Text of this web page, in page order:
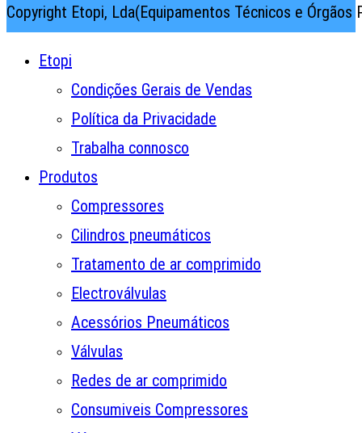
Copyright Etopi, Lda(Equipamentos Técnicos e
Etopi
Condições Gerais de Vendas
Política da Privacidade
Trabalha connosco
Produtos
Compressores
Cilindros pneumáticos
Tratamento de ar comprimido
Electroválvulas
Acessórios Pneumáticos
Válvulas
Redes de ar comprimido
Consumiveis Compressores